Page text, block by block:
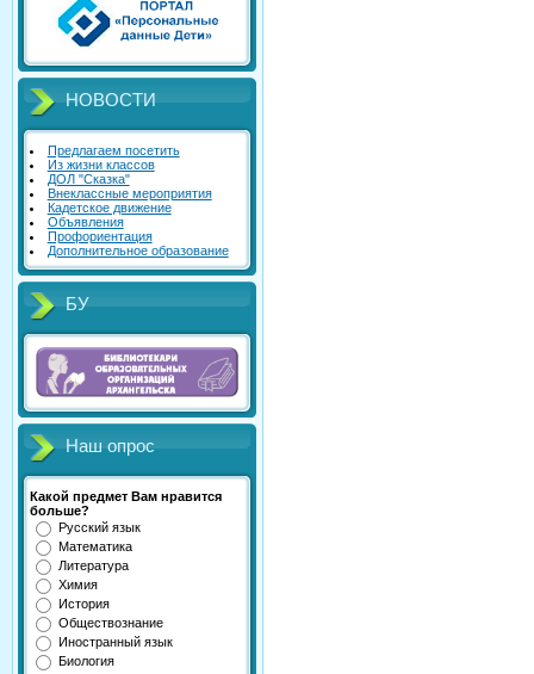
НОВОСТИ
Предлагаем посетить
Из жизни классов
ДОЛ "Сказка"
Внеклассные мероприятия
Кадетское движение
Объявления
Профориентация
Дополнительное образование
БУ
Наш опрос
Какой предмет Вам нравится
больше?
Русский язык
Математика
Литература
Химия
История
Обществознание
Иностранный язык
Биология